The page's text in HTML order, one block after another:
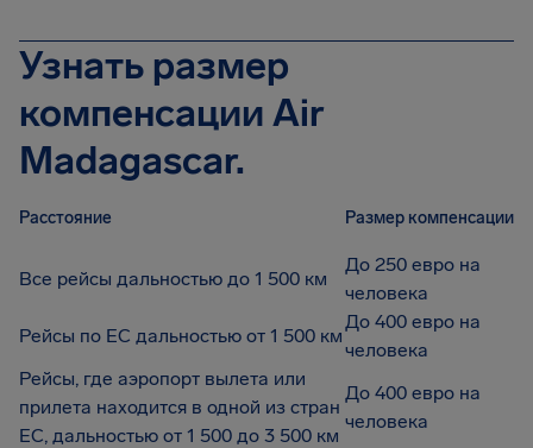
Узнать размер
компенсации Air
Madagascar.
Расстояние Размер компенсации
Все рейсы дальностью до 1 500 км
До 250 евро на
человека
Рейсы по ЕС дальностью от 1 500 км
До 400 евро на
человека
Рейсы, где аэропорт вылета или
прилета находится в одной из стран
ЕС, дальностью от 1 500 до 3 500 км
До 400 евро на
человека